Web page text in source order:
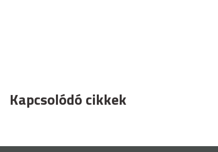
Kapcsolódó cikkek